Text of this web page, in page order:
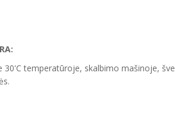
30'C temperatūroje, skalbimo mašinoje,